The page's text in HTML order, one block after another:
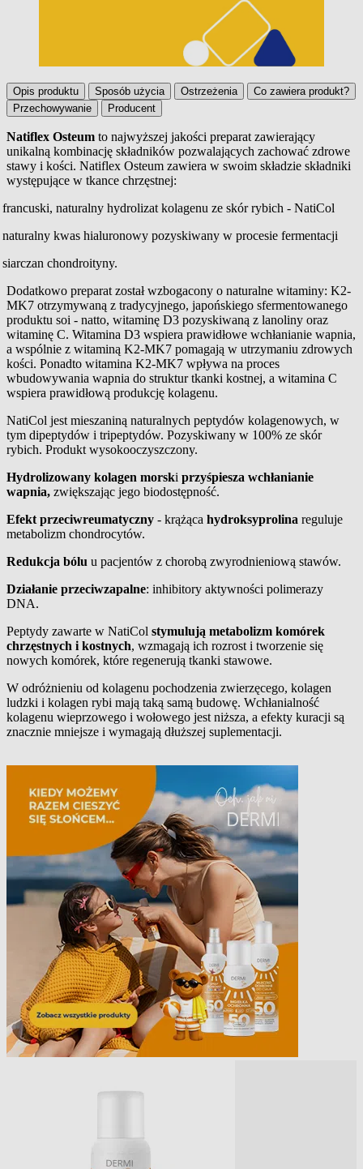
Opis produktu Sposób użycia Ostrzeżenia
Co zawiera produkt?
Przechowywanie
Producent
Opis produktu
Natiflex Osteum to najwyższej jakości preparat zawierający
unikalną kombinację składników pozwalających zachować zdrowe
stawy i kości. Natiflex Osteum zawiera w swoim składzie składniki
występujące w tkance chrzęstnej:
francuski, naturalny hydrolizat kolagenu ze skór rybich - NatiCol
naturalny kwas hialuronowy pozyskiwany w procesie fermentacji
siarczan chondroityny.
Dodatkowo preparat został wzbogacony o naturalne witaminy: K2-
MK7 otrzymywaną z tradycyjnego, japońskiego sfermentowanego
produktu soi - natto, witaminę D3 pozyskiwaną z lanoliny oraz
witaminę C. Witamina D3 wspiera prawidłowe wchłanianie wapnia,
a wspólnie z witaminą K2-MK7 pomagają w utrzymaniu zdrowych
kości. Ponadto witamina K2-MK7 wpływa na proces
wbudowywania wapnia do struktur tkanki kostnej, a witamina C
wspiera prawidłową produkcję kolagenu.
NatiCol jest mieszaniną naturalnych peptydów kolagenowych, w
tym dipeptydów i tripeptydów. Pozyskiwany w 100% ze skór
rybich. Produkt wysokooczyszczony.
Hydrolizowany kolagen morski przyśpiesza wchłanianie
wapnia, zwiększając jego biodostępność.
Efekt przeciwreumatyczny - krążąca hydroksyprolina reguluje
metabolizm chondrocytów.
Redukcja bólu u pacjentów z chorobą zwyrodnieniową stawów.
Działanie przeciwzapalne: inhibitory aktywności polimerazy
DNA.
Peptydy zawarte w NatiCol stymulują metabolizm komórek
chrzęstnych i kostnych, wzmagają ich rozrost i tworzenie się
nowych komórek, które regenerują tkanki stawowe.
W odróżnieniu od kolagenu pochodzenia zwierzęcego, kolagen
ludzki i kolagen rybi mają taką samą budowę. Wchłanialność
kolagenu wieprzowego i wołowego jest niższa, a efekty kuracji są
znacznie mniejsze i wymagają dłuższej suplementacji.